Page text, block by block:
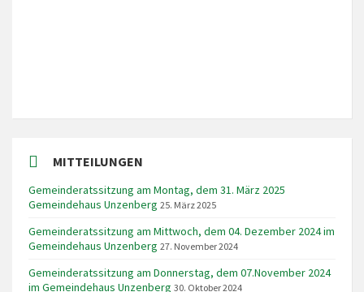
MITTEILUNGEN
Gemeinderatssitzung am Montag, dem 31. März 2025
Gemeindehaus Unzenberg 25. März 2025
Gemeinderatssitzung am Mittwoch, dem 04. Dezember 2024 im
Gemeindehaus Unzenberg 27. November 2024
Gemeinderatssitzung am Donnerstag, dem 07.November 2024
im Gemeindehaus Unzenberg 30. Oktober 2024